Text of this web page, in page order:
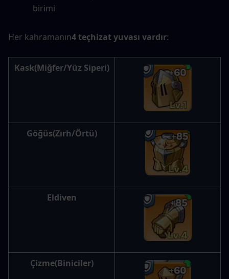
birimi
Her kahramanın4 teçhizat yuvası vardır:
Kask(Miğfer/Yüz Siperi)
Göğüs(Zırh/Örtü)
Eldiven
Çizme(Biniciler)